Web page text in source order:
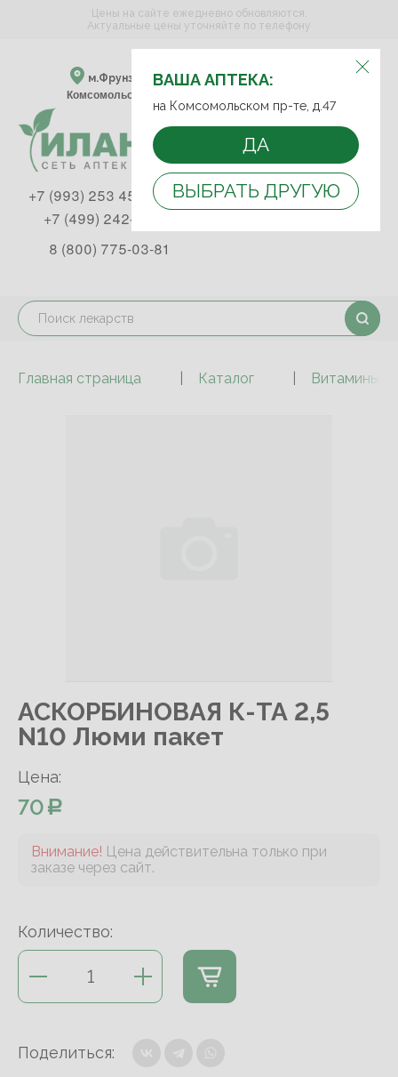
ВЫБЕРИТЕ АПТЕКУ:
м.Фрунзенская м.Спортивная
Комсомольский пр-т, д. 47
ВАША АПТЕКА:
на Комсомольском пр-те, д.47
ДА
ВЫБРАТЬ ДРУГУЮ
Цены на сайте ежедневно обновляются.
Актуальные цены уточняйте по телефону
+7 (993) 253 45 93
+7 (499) 242-90-85
8 (800) 775-03-81
Главная страница Каталог Витамины и
АСКОРБИНОВАЯ К-ТА 2,5
N10 Люми пакет
Цена:
70
Внимание! Цена действительна только при
заказе через сайт.
Количество:
Поделиться: